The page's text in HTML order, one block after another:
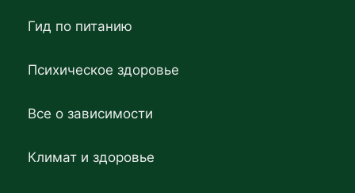
Гид по питанию
Психическое здоровье
Все о зависимости
Климат и здоровье